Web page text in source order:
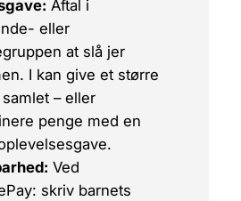
Aftal i
eller
at slå jer
I kan give et større
– eller
penge med en
Ved
skriv barnets